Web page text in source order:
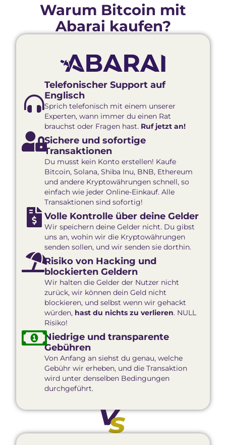
Warum Bitcoin mit
Abarai kaufen?
Telefonischer Support auf
Englisch
Sprich telefonisch mit einem unserer
Experten, wann immer du einen Rat
brauchst oder Fragen hast. Ruf jetzt an!
Sichere und sofortige
Transaktionen
Du musst kein Konto erstellen! Kaufe
Bitcoin, Solana, Shiba Inu, BNB, Ethereum
und andere Kryptowährungen schnell, so
einfach wie jeder Online-Einkauf. Alle
Transaktionen sind sofortig!
Volle Kontrolle über deine Gelder
Wir speichern deine Gelder nicht. Du gibst
uns an, wohin wir die Kryptowährungen
senden sollen, und wir senden sie dorthin.
Risiko von Hacking und
blockierten Geldern
Wir halten die Gelder der Nutzer nicht
zurück, wir können dein Geld nicht
blockieren, und selbst wenn wir gehackt
würden, hast du nichts zu verlieren. NULL
Risiko!
Niedrige und transparente
Gebühren
Von Anfang an siehst du genau, welche
Gebühr wir erheben, und die Transaktion
wird unter denselben Bedingungen
durchgeführt.